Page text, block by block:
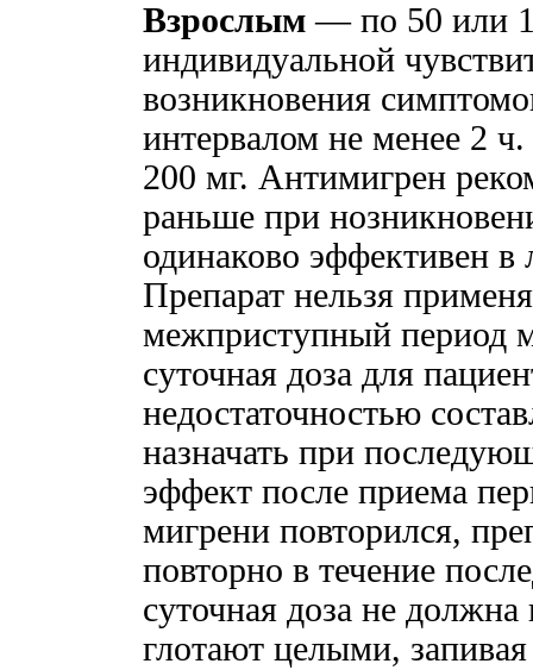
Взрослым — по 50 или
индивидуальной
возникновения
интервалом не менее 2
200 мг. Антимигрен
раньше при
одинаково эффективен
Препарат нельзя
межприступный период
суточная доза для
недостаточностью
назначать при
эффект после приема
мигрени повторился,
повторно в течение
суточная доза не
глотают целыми,